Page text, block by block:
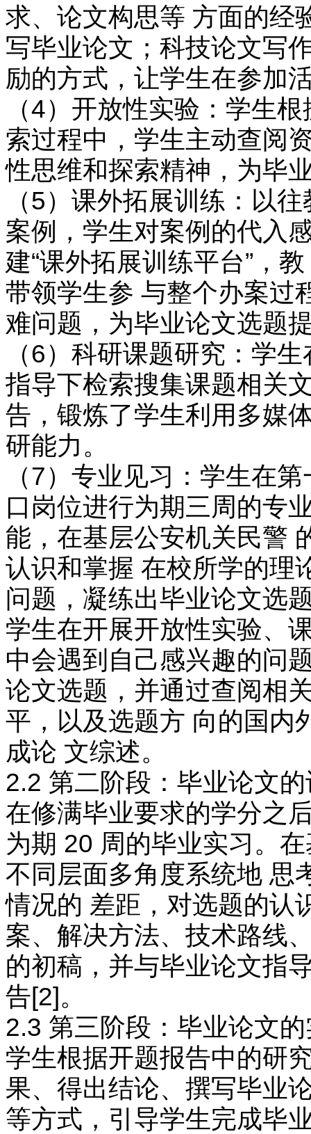
求、论文构思等 方面的经
写毕业论文；科技论文写
励的方式，让学生在参加
（4）开放性实验：学生
索过程中，学生主动查阅
性思维和探索精神，为毕
（5）课外拓展训练：以
案例，学生对案例的代入
建“课外拓展训练平台”，
带领学生参 与整个办案过
难问题，为毕业论文选题
（6）科研课题研究：学
指导下检索搜集课题相关
告，锻炼了学生利用多媒
研能力。
（7）专业见习：学生在
口岗位进行为期三周的专
能，在基层公安机关民警
认识和掌握 在校所学的理
问题，凝练出毕业论文选
学生在开展开放性实验、
中会遇到自己感兴趣的问
论文选题，并通过查阅相
平，以及选题方 向的国内
成论 文综述。
2.2 第二阶段：毕业论文
在修满毕业要求的学分之
为期 20 周的毕业实习。
不同层面多角度系统地 思
情况的 差距，对选题的认
案、解决方法、技术路线
的初稿，并与毕业论文指
告[2]。
2.3 第三阶段：毕业论文
学生根据开题报告中的研
果、得出结论、撰写毕业
等方式，引导学生完成毕